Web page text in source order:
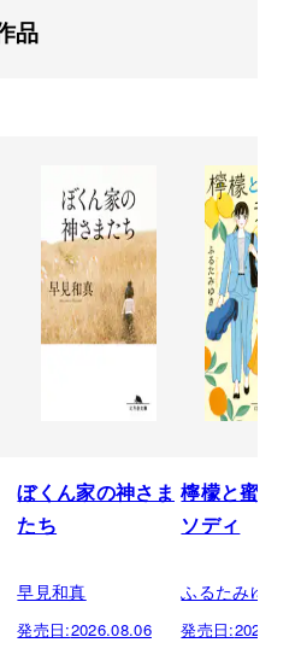
品
ぼくん家の神さま
たち
早見和真
発売日:2026.08.06
檸檬と蜜柑
ソディ
ふるたみゆき
発売日: